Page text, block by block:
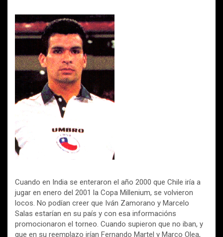
ce
b
o
o
k
tt
er
ail at
s
A
p
p
m
p
ar
tir
Cuando en India se enteraron el año 2000 que Chile iría a
jugar en enero del 2001 la Copa Millenium, se volvieron
locos. No podían creer que Iván Zamorano y Marcelo
Salas estarían en su país y con esa informacións
promocionaron el torneo. Cuando supieron que no iban, y
que en su reemplazo irían Fernando Martel y Marco Olea,